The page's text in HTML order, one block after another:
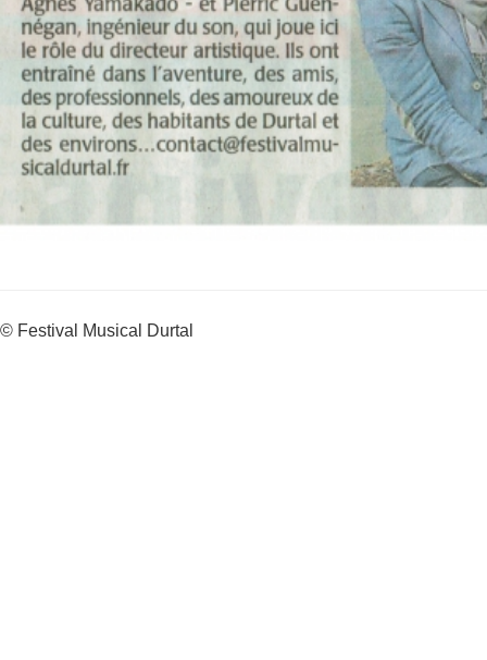
© Festival Musical Durtal